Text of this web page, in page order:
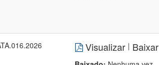
Visualizar | Baixar